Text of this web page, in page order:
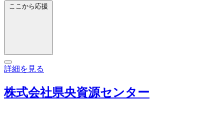
ここから応援
詳細を見る
株式会社県央資源センター